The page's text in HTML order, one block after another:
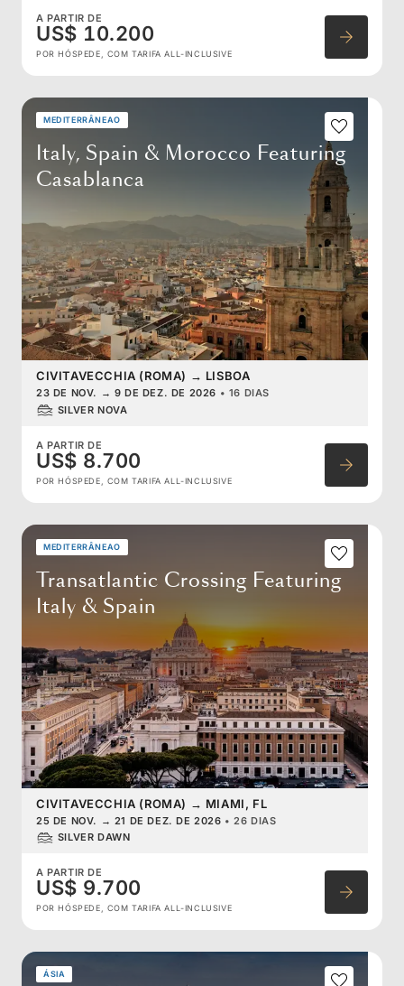
A PARTIR DE
US$ 10.200
POR HÓSPEDE, COM TARIFA ALL-INCLUSIVE
MEDITERRÂNEAO
Italy, Spain & Morocco Featuring
Casablanca
CIVITAVECCHIA (ROMA) → LISBOA
23 DE NOV. → 9 DE DEZ. DE 2026 • 16 DIAS
SILVER NOVA
A PARTIR DE
US$ 8.700
POR HÓSPEDE, COM TARIFA ALL-INCLUSIVE
MEDITERRÂNEAO
Transatlantic Crossing Featuring
Italy & Spain
CIVITAVECCHIA (ROMA) → MIAMI, FL
25 DE NOV. → 21 DE DEZ. DE 2026 •26 DIAS
SILVER DAWN
A PARTIR DE
US$ 9.700
POR HÓSPEDE, COM TARIFA ALL-INCLUSIVE
ÁSIA